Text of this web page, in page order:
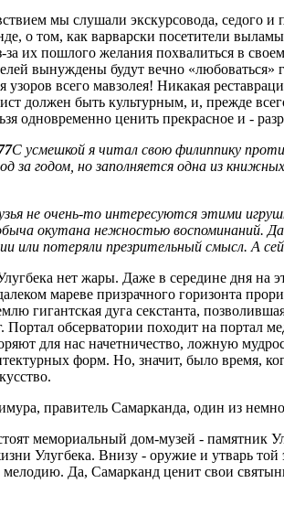
мы слушали экскурсовода, седого и
о том, как варварски посетители
их пошлого желания похвалиться в
вынуждены будут вечно
узоров всего мавзолея! Никакая
должен быть культурным, и, прежде
одновременно ценить прекрасное и -
С усмешкой я читал свою филиппику
за годом, но заполняется одна из
не очень-то интересуются этими
окутана нежностью воспоминаний.
или потеряли презрительный смысл. А
нет жары. Даже в середине дня на
мареве призрачного горизонта
гигантская дуга секстанта,
Портал обсерватории походит на
для нас начетничество, ложную
форм. Но, значит, было время,
правитель Самарканда, один из
мемориальный дом-музей - памятник
Улугбека. Внизу - оружие и утварь
Да, Самарканд ценит свои